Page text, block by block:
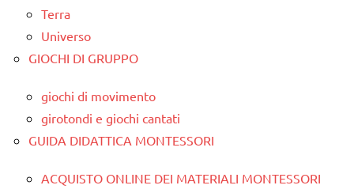
Terra
Universo
GIOCHI DI GRUPPO
giochi di movimento
girotondi e giochi cantati
GUIDA DIDATTICA MONTESSORI
ACQUISTO ONLINE DEI MATERIALI MONTESSORI